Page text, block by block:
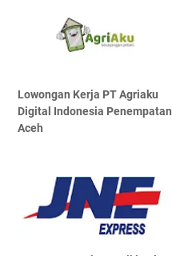
Lowongan Kerja PT Agriaku
Digital Indonesia Penempatan
Aceh